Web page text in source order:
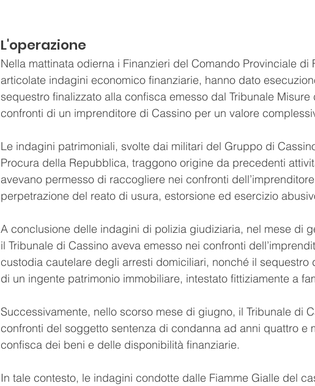
L'operazione
Nella mattinata odierna i Finanzieri del Comando Provinciale di
articolate indagini economico finanziarie, hanno dato
sequestro finalizzato alla confisca emesso dal Tribunale
confronti di un imprenditore di Cassino per un valore
Le indagini patrimoniali, svolte dai militari del Gruppo di
Procura della Repubblica, traggono origine da precedenti
avevano permesso di raccogliere nei confronti
perpetrazione del reato di usura, estorsione ed esercizio
A conclusione delle indagini di polizia giudiziaria, nel mese di
il Tribunale di Cassino aveva emesso nei confronti
custodia cautelare degli arresti domiciliari, nonché il sequestro
di un ingente patrimonio immobiliare, intestato fittiziamente a
Successivamente, nello scorso mese di giugno, il Tribunale di
confronti del soggetto sentenza di condanna ad anni quattro e
confisca dei beni e delle disponibilità finanziarie.
In tale contesto, le indagini condotte dalle Fiamme Gialle del